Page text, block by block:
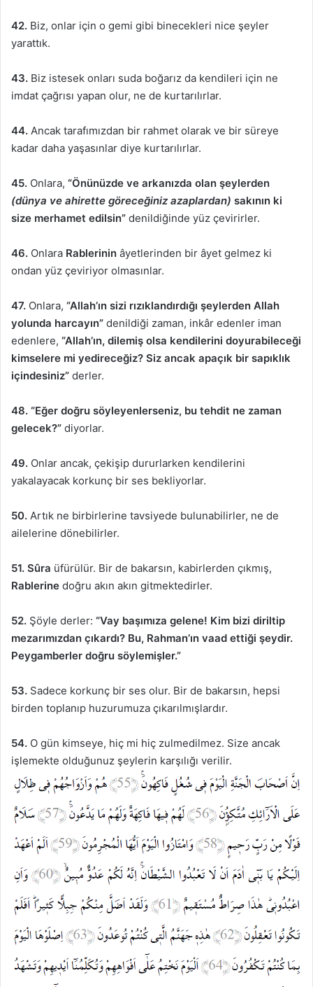
42. Biz, onlar için o gemi gibi binecekleri nice şeyler
yarattık.
43. Biz istesek onları suda boğarız da kendileri için ne
imdat çağrısı yapan olur, ne de kurtarılırlar.
44. Ancak tarafımızdan bir rahmet olarak ve bir süreye
kadar daha yaşasınlar diye kurtarılırlar.
45. Onlara, “Önünüzde ve arkanızda olan şeylerden
(dünya ve ahirette göreceğiniz azaplardan) sakının ki
size merhamet edilsin” denildiğinde yüz çevirirler.
46. Onlara Rablerinin âyetlerinden bir âyet gelmez ki
ondan yüz çeviriyor olmasınlar.
47. Onlara, “Allah’ın sizi rızıklandırdığı şeylerden Allah
yolunda harcayın” denildiği zaman, inkâr edenler iman
edenlere, “Allah’ın, dilemiş olsa kendilerini doyurabileceği
kimselere mi yedireceğiz? Siz ancak apaçık bir sapıklık
içindesiniz” derler.
48. “Eğer doğru söyleyenlerseniz, bu tehdit ne zaman
gelecek?” diyorlar.
49. Onlar ancak, çekişip dururlarken kendilerini
yakalayacak korkunç bir ses bekliyorlar.
50. Artık ne birbirlerine tavsiyede bulunabilirler, ne de
ailelerine dönebilirler.
51. Sûra üfürülür. Bir de bakarsın, kabirlerden çıkmış,
Rablerine doğru akın akın gitmektedirler.
52. Şöyle derler: “Vay başımıza gelene! Kim bizi diriltip
mezarımızdan çıkardı? Bu, Rahman’ın vaad ettiği şeydir.
Peygamberler doğru söylemişler.”
53. Sadece korkunç bir ses olur. Bir de bakarsın, hepsi
birden toplanıp huzurumuza çıkarılmışlardır.
54. O gün kimseye, hiç mi hiç zulmedilmez. Size ancak
işlemekte olduğunuz şeylerin karşılığı verilir.